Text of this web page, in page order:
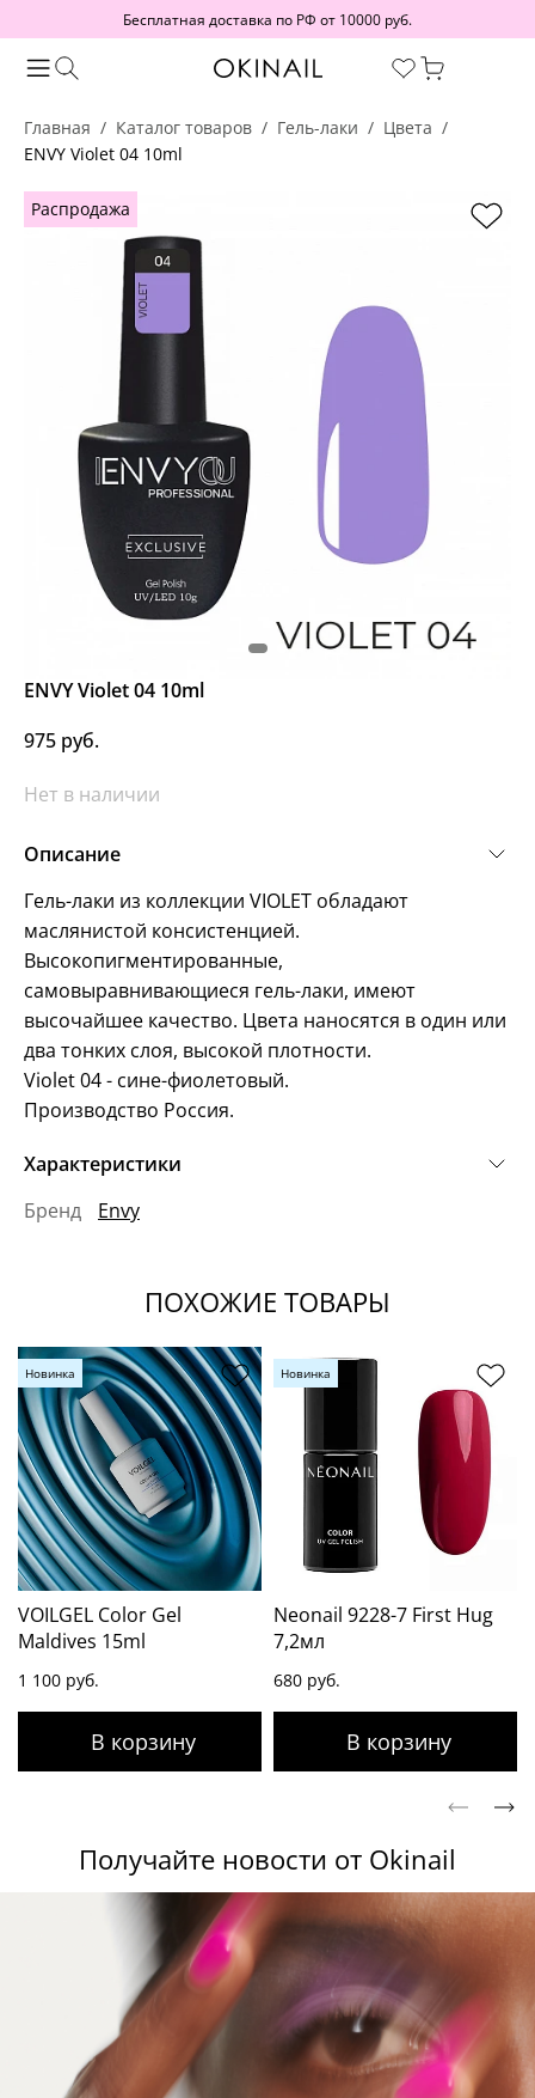
Бесплатная доставка по РФ от 10000 руб.
Главная Каталог товаров Гель-лаки
Цвета
ENVY Violet 04 10ml
Распродажа
ENVY Violet 04 10ml
975 руб.
Нет в наличии
Описание
Гель-лаки из коллекции VIOLET обладают
маслянистой консистенцией.
Высокопигментированные,
самовыравнивающиеся гель-лаки, имеют
высочайшее качество. Цвета наносятся в один или
два тонких слоя, высокой плотности.
Violet 04 - сине-фиолетовый.
Производство Россия.
Характеристики
Бренд
Envy
ПОХОЖИЕ ТОВАРЫ
Новинка
VOILGEL Color Gel
Maldives 15ml
1 100 руб.
Новинка
Neonail 9228-7 First Hug
7,2мл
680 руб.
Получайте новости от Okinail